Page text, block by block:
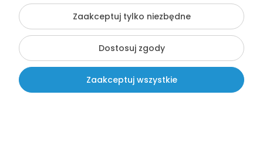
Zaakceptuj tylko niezbędne
Dostosuj zgody
Zaakceptuj wszystkie